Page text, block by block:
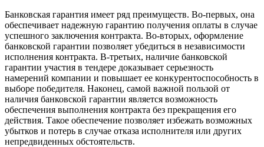
Банковская гарантия имеет ряд преимуществ. Во-первых, она
обеспечивает надежную гарантию получения оплаты в случае
успешного заключения контракта. Во-вторых, оформление
банковской гарантии позволяет убедиться в независимости
исполнения контракта. В-третьих, наличие банковской
гарантии участия в тендере доказывает серьезность
намерений компании и повышает ее конкурентоспособность в
выборе победителя. Наконец, самой важной пользой от
наличия банковской гарантии является возможность
обеспечения выполнения контракта без прекращения его
действия. Такое обеспечение позволяет избежать возможных
убытков и потерь в случае отказа исполнителя или других
непредвиденных обстоятельств.